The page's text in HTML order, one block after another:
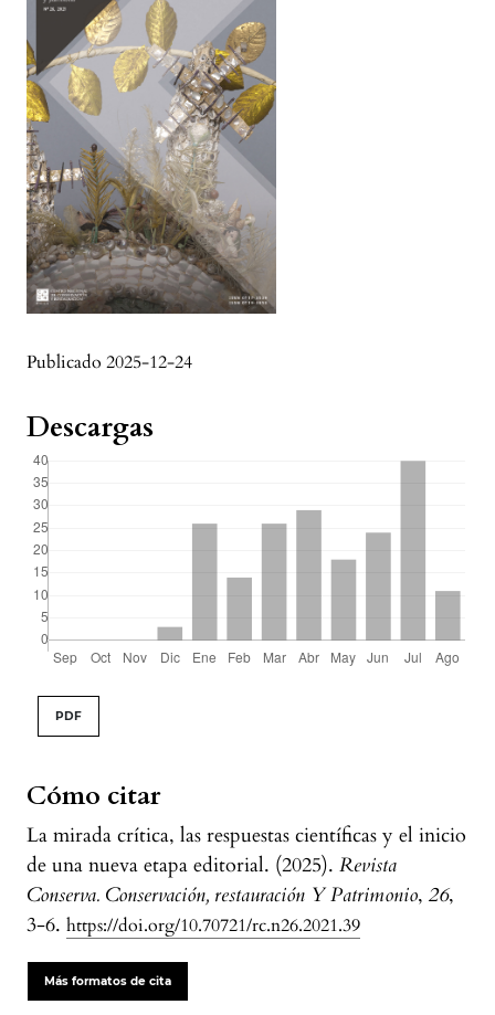
Publicado 2025-12-24
Cómo citar
La mirada crítica, las respuestas científicas y el inicio
de una nueva etapa editorial. (2025). Revista
Conserva. Conservación, restauración Y Patrimonio, 26,
3-6. https://doi.org/10.70721/rc.n26.2021.39
Más formatos de cita
PDF
Descargas